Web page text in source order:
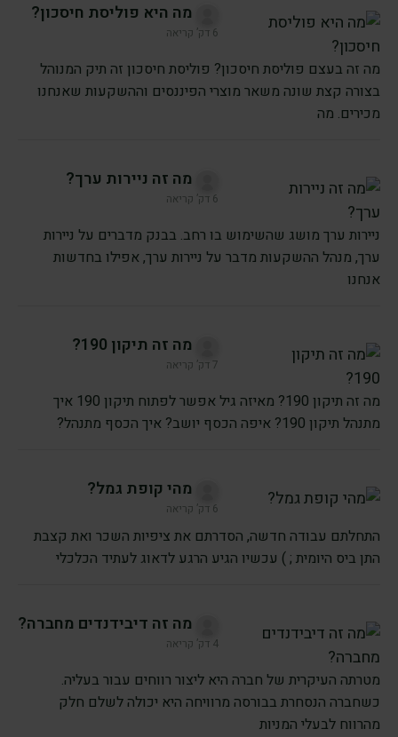
מה היא פוליסת חיסכון?
6 דק’ קריאה
מה זה בעצם פוליסת חיסכון? פוליסת חיסכון זה תיק המנוהל
בצורה קצת שונה משאר מוצרי הפיננסים וההשקעות שאנחנו
מכירים. מה
מה זה ניירות ערך?
6 דק’ קריאה
ניירות ערך מושג שהשימוש בו רחב. בבנק מדברים על ניירות
ערך, מנהל ההשקעות מדבר על ניירות ערך, אפילו בחדשות
אנחנו
מה זה תיקון 190?
7 דק’ קריאה
מה זה תיקון 190? מאיזה גיל אפשר לפתוח תיקון 190 איך
מתנהל תיקון 190? איפה הכסף יושב? איך הכסף מתנהל?
מהי קופת גמל?
6 דק’ קריאה
התחלתם עבודה חדשה, הסדרתם את ציפיות השכר ואת קצבת
התן ביס היומית ; ) עכשיו הגיע הרגע לדאוג לעתיד הכלכלי
מה זה דיבידנדים מחברה?
4 דק’ קריאה
מטרתה העיקרית של חברה היא ליצור רווחים עבור בעליה.
כשחברה הנסחרת בבורסה מרוויחה היא יכולה לשלם חלק
מהרווח לבעלי המניות